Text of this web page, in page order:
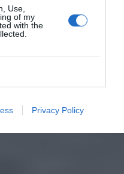
Use,
of my
with the
Privacy Policy